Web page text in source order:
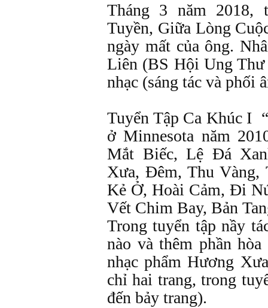
Tháng 3 năm 2018,
Tuyền, Giữa Lòng
ngày mất của ông.
Liên (BS Hội Ung
nhạc (sáng tác và phối
Tuyển Tập Ca Khúc I
ở Minnesota năm
Mắt Biếc, Lệ Đá
Xưa, Đêm, Thu Vàng,
Kẻ Ở, Hoài Cảm, Đi
Vết Chim Bay, Bản
Trong tuyển tập nầy
nào và thêm phần
nhạc phẩm Hương
chỉ hai trang, trong
đến bảy trang).